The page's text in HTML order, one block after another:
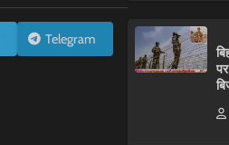
Telegram